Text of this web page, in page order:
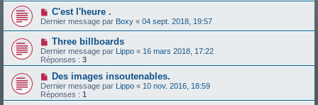
C'est l'heure .
Dernier message par Boxy « 04 sept. 2018, 19:57
Three billboards
Dernier message par Lippo « 16 mars 2018, 17:22
Réponses : 3
Des images insoutenables.
Dernier message par Lippo « 10 nov. 2016, 18:59
Réponses : 1